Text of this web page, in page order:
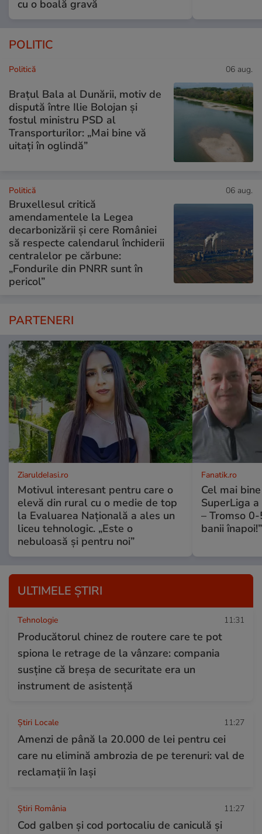
cu o boală gravă
POLITIC
Politică 06 aug.
Brațul Bala al Dunării, motiv de
dispută între Ilie Bolojan și
fostul ministru PSD al
Transporturilor: „Mai bine vă
uitați în oglindă”
Politică 06 aug.
Bruxellesul critică
amendamentele la Legea
decarbonizării și cere României
să respecte calendarul închiderii
centralelor pe cărbune:
„Fondurile din PNRR sunt în
pericol”
PARTENERI
ZiaruldeIasi.ro
Motivul interesant pentru care o
elevă din rural cu o medie de top
la Evaluarea Națională a ales un
liceu tehnologic. „Este o
nebuloasă și pentru noi”
Fanatik.ro
Cel mai
SuperLiga
– Tromso
banii
ULTIMELE ȘTIRI
Tehnologie 11:31
Producătorul chinez de routere care te pot
spiona le retrage de la vânzare: compania
susține că breșa de securitate era un
instrument de asistență
Știri Locale 11:27
Amenzi de până la 20.000 de lei pentru cei
care nu elimină ambrozia de pe terenuri: val de
reclamații în Iași
Știri România 11:27
Cod galben și cod portocaliu de caniculă și